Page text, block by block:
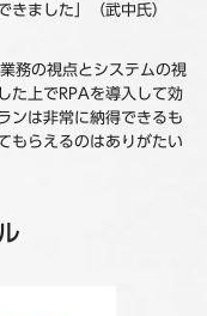
きました」（武中氏）
務の視点とシステムの視
た上でRPAを導入して効
ンは非常に納得できるも
もらえるのはありがたい